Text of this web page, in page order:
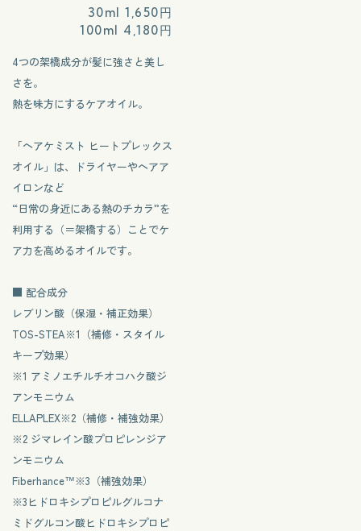
30ml 1,650円
100ml 4,180円
4つの架橋成分が髪に強さと美し
さを。
熱を味方にするケアオイル。
「ヘアケミスト ヒートプレックス
オイル」は、ドライヤーやヘアア
イロンなど
“日常の身近にある熱のチカラ”を
利用する（＝架橋する）ことでケ
ア力を高めるオイルです。
■ 配合成分
レブリン酸（保湿・補正効果）
TOS-STEA※1（補修・スタイル
キープ効果）
※1 アミノエチルチオコハク酸ジ
アンモニウム
ELLAPLEX※2（補修・補強効果）
※2 ジマレイン酸プロピレンジア
ンモニウム
Fiberhance™︎※3（補強効果）
※3ヒドロキシプロピルグルコナ
ミドグルコン酸ヒドロキシプロピ